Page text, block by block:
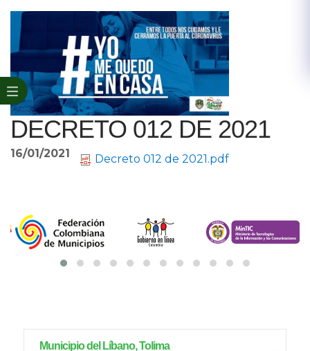
DECRETO 012 DE 2021
16/01/2021 Decreto 012 de 2021.pdf
Municipio del Líbano, Tolima